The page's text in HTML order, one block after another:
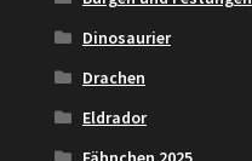
Dinosaurier
Drachen
Eldrador